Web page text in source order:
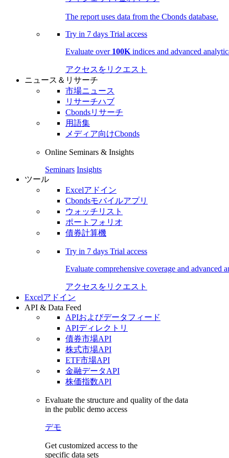
The report uses data from the Cbonds database.
Try in 7 days Trial access
Evaluate over 100K indices and advanced
アクセスをリクエスト
ニュース＆リサーチ
市場ニュース
リサーチハブ
Cbondsリサーチ
用語集
メディア向けCbonds
Online Seminars & Insights
Seminars Insights
ツール
Excelアドイン
Cbondsモバイルアプリ
ウォッチリスト
ポートフォリオ
債券計算機
Try in 7 days Trial access
Evaluate comprehensive coverage and advanced
アクセスをリクエスト
Excelアドイン
API & Data Feed
APIおよびデータフィード
APIディレクトリ
債券市場API
株式市場API
ETF市場API
金融データAPI
株価指数API
Evaluate the structure and quality of the data
in the public demo access
デモ
Get customized access to the
specific data sets